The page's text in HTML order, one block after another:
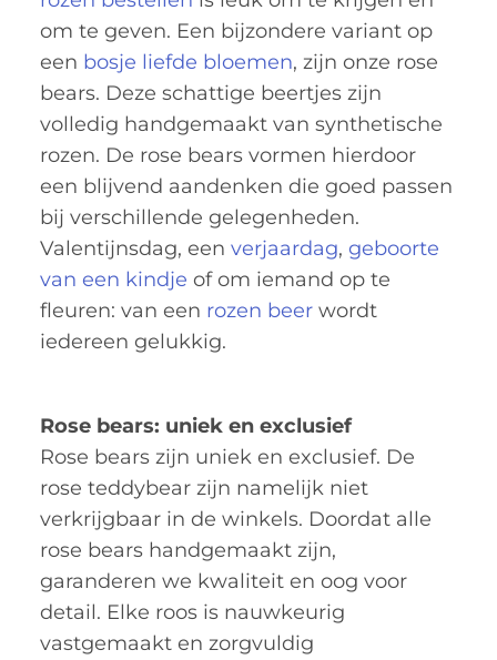
om te geven. Een bijzondere variant op
een bosje liefde bloemen, zijn onze rose
bears. Deze schattige beertjes zijn
volledig handgemaakt van synthetische
rozen. De rose bears vormen hierdoor
een blijvend aandenken die goed passen
bij verschillende gelegenheden.
Valentijnsdag, een verjaardag, geboorte
van een kindje of om iemand op te
fleuren: van een rozen beer wordt
iedereen gelukkig.
Rose bears: uniek en exclusief
Rose bears zijn uniek en exclusief. De
rose teddybear zijn namelijk niet
verkrijgbaar in de winkels. Doordat alle
rose bears handgemaakt zijn,
garanderen we kwaliteit en oog voor
detail. Elke roos is nauwkeurig
vastgemaakt en zorgvuldig